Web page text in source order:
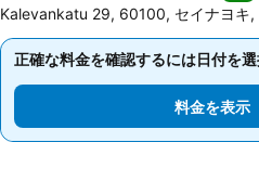
Kalevankatu 29, 60100, セイナヨキ,
正確な料金を確認するには日付を
料金を表
正確な料金を確認するには日付を
料金を表示